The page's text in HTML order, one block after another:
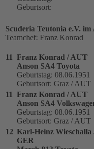
Geburtsort:
Scuderia Teutonia e.V.
Teamchef: Franz Konrad
11 Franz Konrad / AUT
Anson SA4 Toyota
Geburtstag: 08.06.1951
Geburtsort: Graz / AUT
11 Franz Konrad / AUT
Anson SA4
Geburtstag: 08.06.1951
Geburtsort: Graz / AUT
12 Karl-Heinz Wieschalla
GER